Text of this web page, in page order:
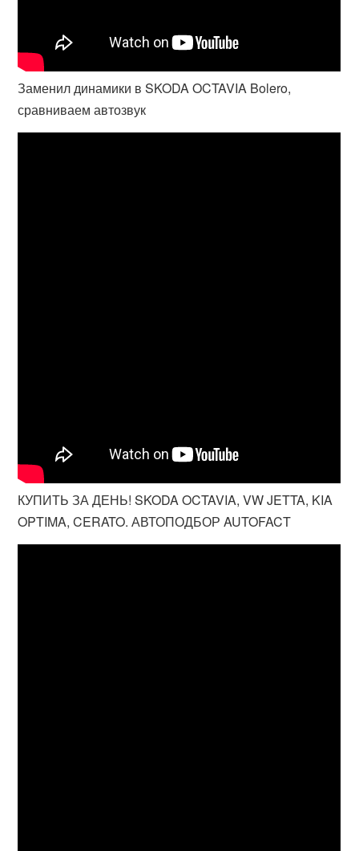
Заменил динамики в SKODA OCTAVIA Bolero,
сравниваем автозвук
КУПИТЬ ЗА ДЕНЬ! SKODA OCTAVIA, VW JETTA, KIA
OPTIMA, CERATO. АВТОПОДБОР AUTOFACT